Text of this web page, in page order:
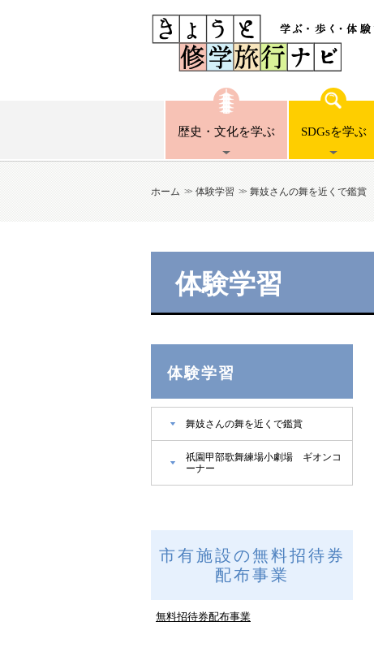
歴史・文化を学ぶ SDGsを学ぶ
ホーム 体験学習 舞妓さんの舞を近くで鑑賞
体験学習
体験学習
舞妓さんの舞を近くで鑑賞
祇󠄀園甲部歌舞練場小劇場 ギオンコ
ーナー
市有施設の無料招待券
配布事業
無料招待券配布事業